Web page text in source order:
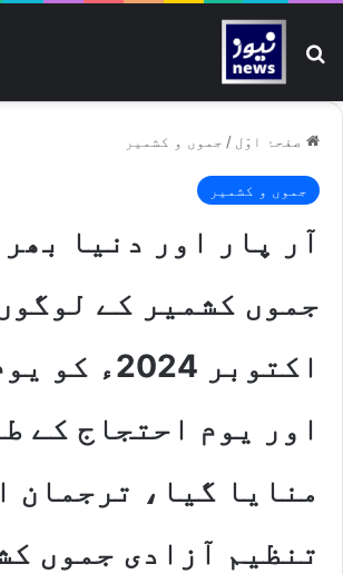
تلاش کیجیے
صفحۂ اوّل / جموں و کشمیر
جموں و کشمیر
آر پار اور دنیا
اکتوبر
اور یوم احتجاج کے
منایا گیا، ترجمان
تنظیم آزادی جموں